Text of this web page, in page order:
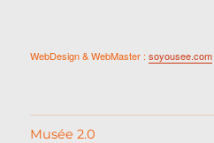
WebDesign & WebMaster :soyousee.com
Musée 2.0